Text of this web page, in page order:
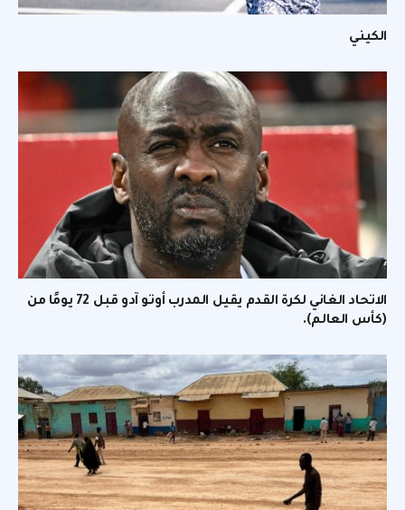
الكيني
الاتحاد الغاني لكرة القدم يقيل المدرب أوتو آدو قبل 72 يومًا من
(كأس العالم).